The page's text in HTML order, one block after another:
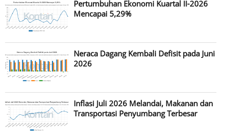
Pertumbuhan Ekonomi Kuartal II-2026
Mencapai 5,29%
Neraca Dagang Kembali Defisit pada Juni
2026
Inflasi Juli 2026 Melandai, Makanan dan
Transportasi Penyumbang Terbesar